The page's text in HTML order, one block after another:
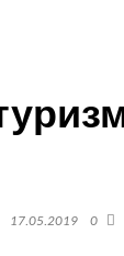
17.05.2019 0